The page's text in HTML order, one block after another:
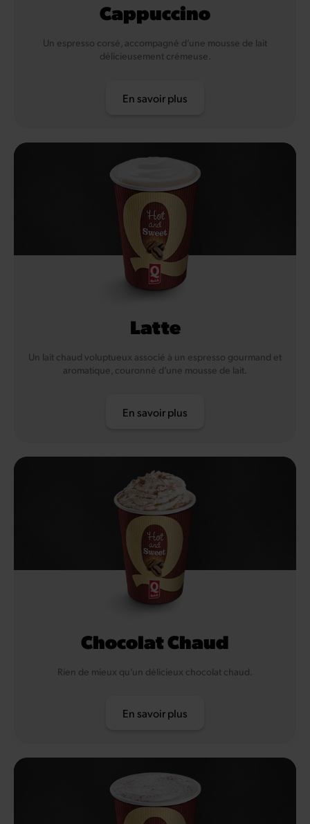
Cappuccino
Un espresso corsé, accompagné d’une mousse de lait
délicieusement crémeuse.
En savoir plus
Latte
Un lait chaud voluptueux associé à un espresso gourmand et
aromatique, couronné d’une mousse de lait.
En savoir plus
Chocolat Chaud
Rien de mieux qu’un délicieux chocolat chaud.
En savoir plus